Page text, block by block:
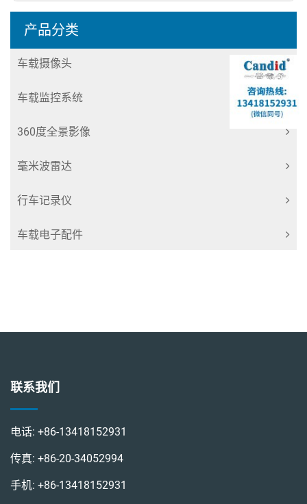
产品分类
车载摄像头
车载监控系统
360度全景影像
毫米波雷达
行车记录仪
车载电子配件
联系我们
电话: +86-13418152931
传真: +86-20-34052994
手机: +86-13418152931